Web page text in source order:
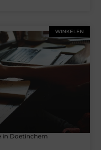
WINKELEN
in Doetinchem